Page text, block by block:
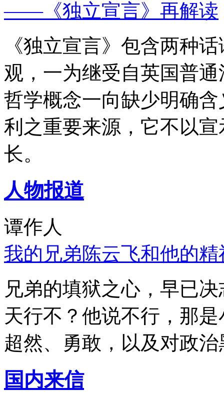
——《独立宣言》再解读
《独立宣言》包含两种
观，一为继受自英国普
哲学概念一向缺少明确
利之重要来源，它不以
长。
人物报道
谭作人
我的兄弟陈云飞和他的
兄弟的填狱之心，早已
天行不？他说不行，那
超然、勇敢，以及对政
国内来信